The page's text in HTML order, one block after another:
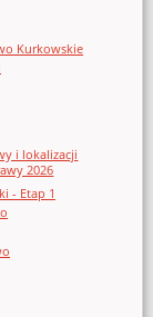
Kurkowskie
i lokalizacji
2026
- Etap 1